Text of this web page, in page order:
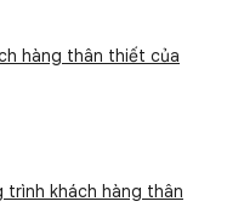
hàng thân thiết của
trình khách hàng thân